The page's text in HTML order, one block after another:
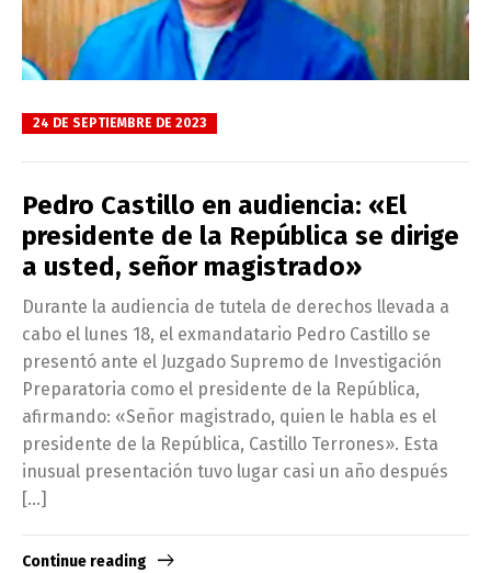
24 DE SEPTIEMBRE DE 2023
Pedro Castillo en audiencia: «El
presidente de la República se dirige
a usted, señor magistrado»
Durante la audiencia de tutela de derechos llevada a
cabo el lunes 18, el exmandatario Pedro Castillo se
presentó ante el Juzgado Supremo de Investigación
Preparatoria como el presidente de la República,
afirmando: «Señor magistrado, quien le habla es el
presidente de la República, Castillo Terrones». Esta
inusual presentación tuvo lugar casi un año después
[…]
Continue reading